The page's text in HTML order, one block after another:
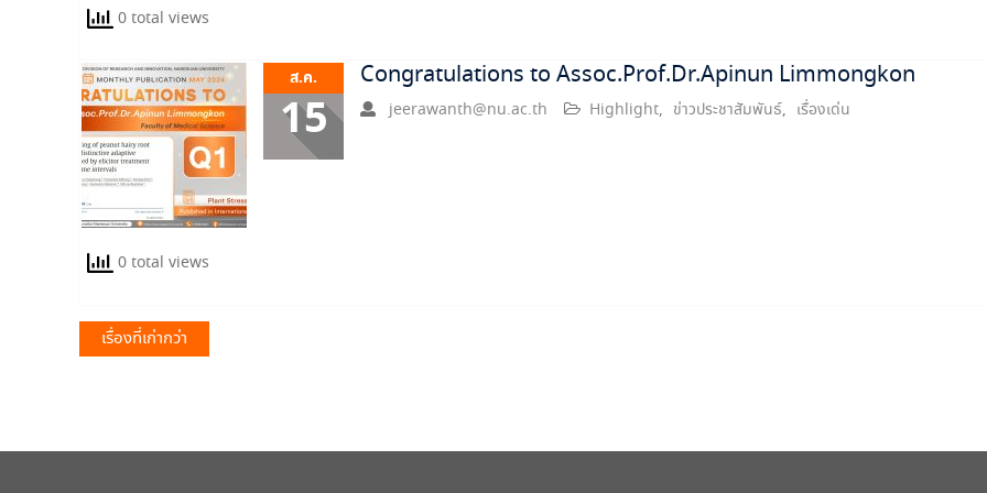
0 total views
ส.ค.
15
Congratulations to Assoc.Prof.Dr.Apinun Limmongkon
jeerawanth@nu.ac.th Highlight, ข่าวประชาสัมพันธ์, เรื่องเด่น
0 total views
แนะแนว
เรื่อง
เรื่องที่เก่ากว่า